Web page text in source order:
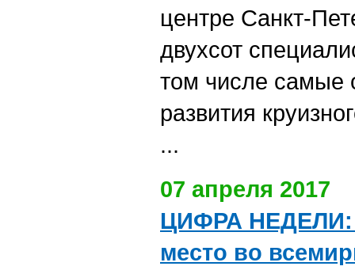
центре Санкт-
двухсот
том числе самые
развития
...
07 апреля 2017
ЦИФРА НЕДЕЛИ:
место во